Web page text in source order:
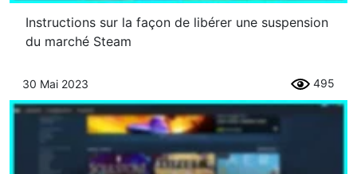
Instructions sur la façon de libérer une suspension
du marché Steam
30 Mai 2023 495